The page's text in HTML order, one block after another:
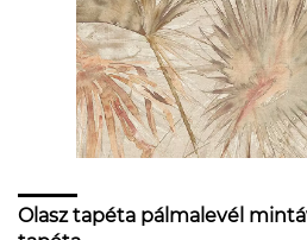
Olasz tapéta pálmalevél